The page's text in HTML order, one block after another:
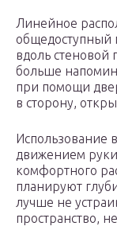
Линейное
общедоступный
вдоль стеновой
больше
при помощи
в сторону,
Использование
движением
комфортного
планируют
лучше не
пространство,